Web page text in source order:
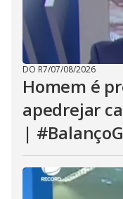
DO R7/07/08/2026
Homem é
apedrejar
|